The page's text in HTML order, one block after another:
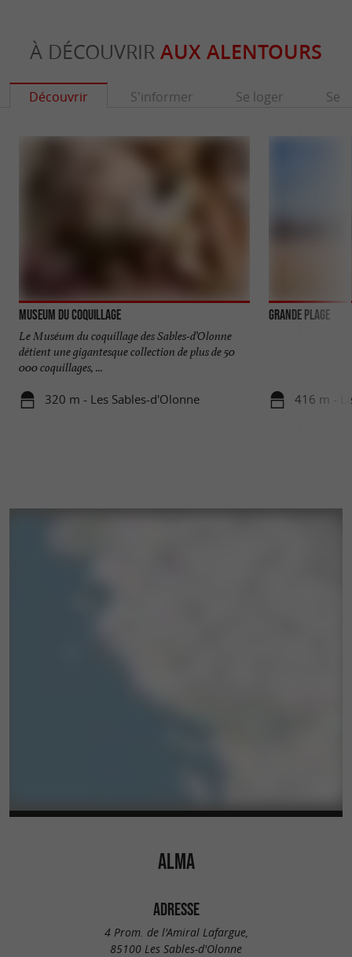
À DÉCOUVRIR AUX ALENTOURS
Découvrir S'informer Se loger Se
Museum du Coquillage
Le Muséum du coquillage des Sables-d’Olonne
détient une gigantesque collection de plus de 50
000 coquillages, ...
320 m - Les Sables-d'Olonne
Grande Plage
416 m -
ALMA
ADRESSE
4 Prom. de l'Amiral Lafargue,
85100 Les Sables-d'Olonne